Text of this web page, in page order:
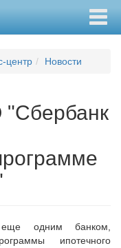
центр Новости
одним банком,
ипотечного